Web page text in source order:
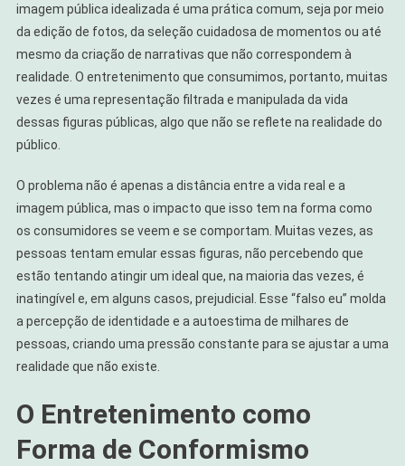
imagem pública idealizada é uma prática comum, seja por meio
da edição de fotos, da seleção cuidadosa de momentos ou até
mesmo da criação de narrativas que não correspondem à
realidade. O entretenimento que consumimos, portanto, muitas
vezes é uma representação filtrada e manipulada da vida
dessas figuras públicas, algo que não se reflete na realidade do
público.
O problema não é apenas a distância entre a vida real e a
imagem pública, mas o impacto que isso tem na forma como
os consumidores se veem e se comportam. Muitas vezes, as
pessoas tentam emular essas figuras, não percebendo que
estão tentando atingir um ideal que, na maioria das vezes, é
inatingível e, em alguns casos, prejudicial. Esse “falso eu” molda
a percepção de identidade e a autoestima de milhares de
pessoas, criando uma pressão constante para se ajustar a uma
realidade que não existe.
O Entretenimento como
Forma de Conformismo